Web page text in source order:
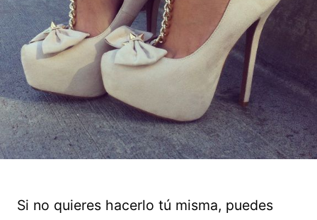
Si no quieres hacerlo tú misma, puedes